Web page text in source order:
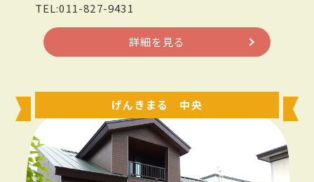
TEL:011-827-9431
詳細を見る
げんきまる 中央